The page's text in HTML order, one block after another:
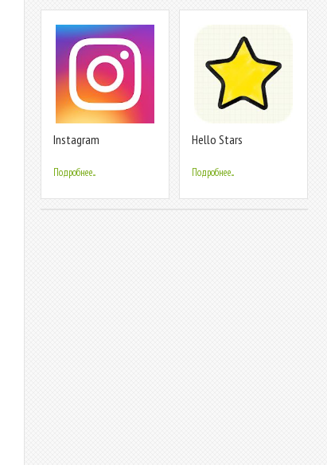
Instagram
Подробнее...
Hello Stars
Подробнее...